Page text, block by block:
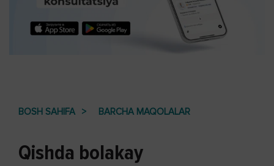
BOSH SAHIFA BARCHA MAQOLALAR
Qishda bolakay